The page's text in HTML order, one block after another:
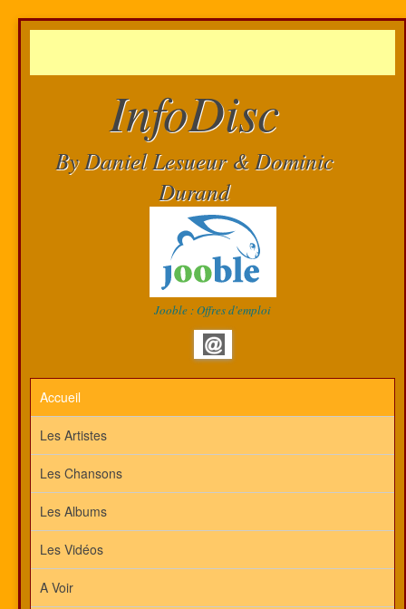
InfoDisc
By Daniel Lesueur & Dominic
Durand
Jooble : Offres d'emploi
Accueil
Les Artistes
Les Chansons
Les Albums
Les Vidéos
A Voir